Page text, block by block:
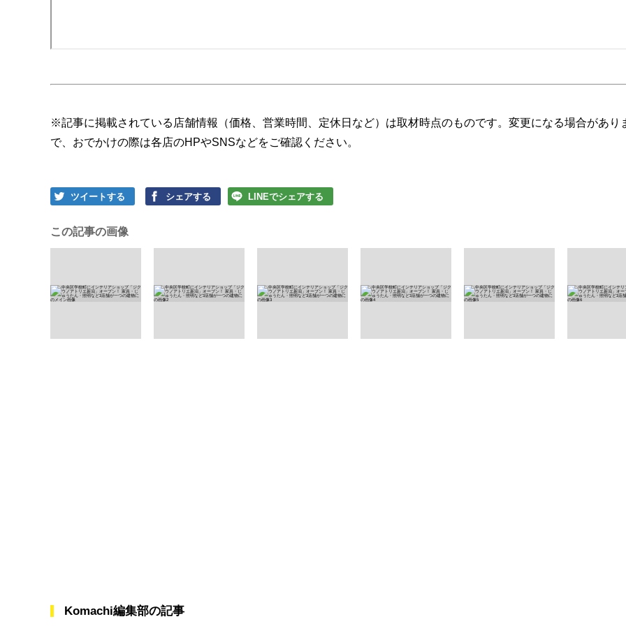
※記事に掲載されている店舗情報（価格、営業時間、定休日など）は取材時点のものです。変更になる場合があり
で、おでかけの際は各店のHPやSNSなどをご確認ください。
ツイートする シェアする LINEでシェアする
この記事の画像
Komachi編集部の記事